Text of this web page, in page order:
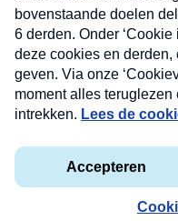
Privacyverklaring
Kwetsbaarheid melden
Copyright © 2026 MAX
Nieuwsbrief
Neem hier een gratis
nieuwsbrief. Elke